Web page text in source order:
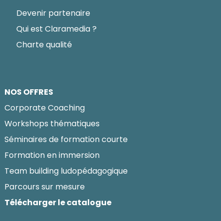
Devenir partenaire
Qui est Claramedia ?
Charte qualité
NOS OFFRES
Corporate Coaching
Workshops thématiques
Séminaires de formation courte
Formation en immersion
Team building ludopédagogique
Parcours sur mesure
Télécharger le catalogue